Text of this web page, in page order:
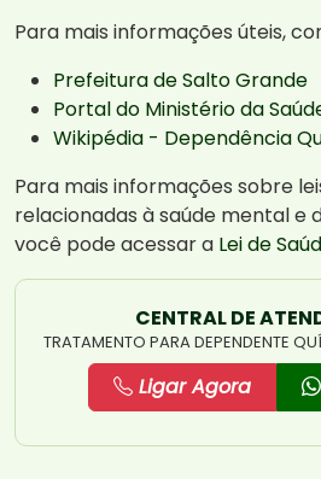
Para mais informações úteis,
Prefeitura de Salto Grande
Portal do Ministério da
Wikipédia - Dependência
Para mais informações sobre
relacionadas à saúde mental e
você pode acessar a Lei de
CENTRAL DE
TRATAMENTO PARA DEPENDENTE
Ligar Agora